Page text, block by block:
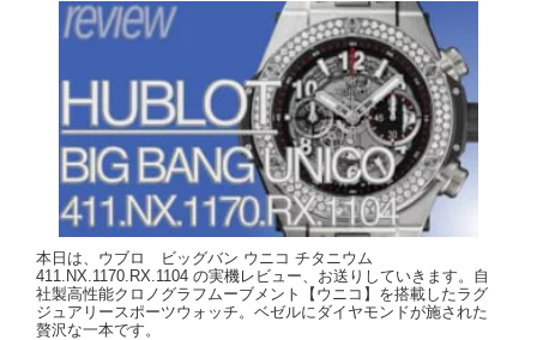
本日は、ウブロ ビッグバン ウニコ チタニウム
411.NX.1170.RX.1104 の実機レビュー、お送りしていきます。自
社製高性能クロノグラフムーブメント【ウニコ】を搭載したラグ
ジュアリースポーツウォッチ。ベゼルにダイヤモンドが施された
贅沢な一本です。